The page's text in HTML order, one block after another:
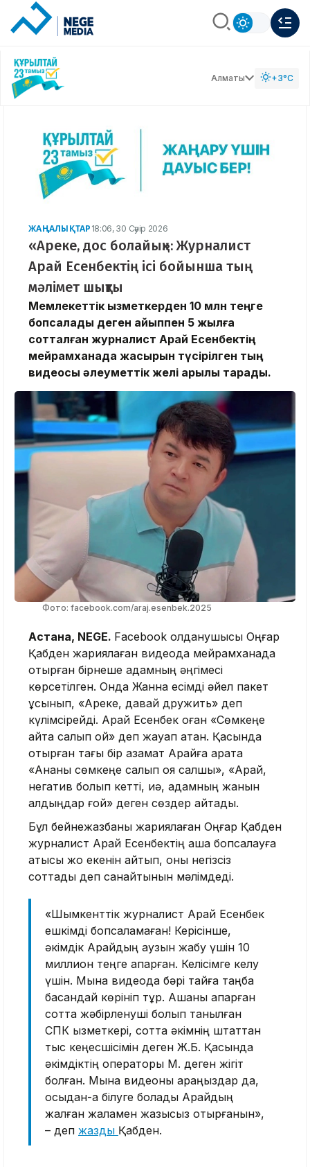
Алматы +3°C
ЖАҢАЛЫҚТАР 18:06, 30 Сәуір 2026
«Ареке, дос болайық»: Журналист
Арай Есенбектің ісі бойынша тың
мәлімет шықты
Мемлекеттік қызметкерден 10 млн теңге
бопсалады деген айыппен 5 жылға
сотталған журналист Арай Есенбектің
мейрамханада жасырын түсірілген тың
видеосы әлеуметтік желі арқылы тарады.
Фото: facebook.com/araj.esenbek.2025
Астана, NEGE. Facebook қолданушысы Оңғар
Қабден жариялаған видеода мейрамханада
отырған бірнеше адамның әңгімесі
көрсетілген. Онда Жанна есімді әйел пакет
ұсынып, «Ареке, давай дружить» деп
күлімсірейді. Арай Есенбек оған «Сөмкеңе
қайта салып қой» деп жауап қатқан. Қасында
отырған тағы бір азамат Арайға қарата
«Ананы сөмкеңе салып қоя салшы», «Арай,
негатив болып кетті, иә, адамның жанын
алдыңдар ғой» деген сөздер айтады.
Бұл бейнежазбаны жариялаған Оңғар Қабден
журналист Арай Есенбектің ақша бопсалауға
қатысы жоқ екенін айтып, оны негізсіз
соттады деп санайтынын мәлімдеді.
«Шымкенттік журналист Арай Есенбек
ешкімді бопсаламаған! Керісінше,
әкімдік Арайдың аузын жабу үшін 10
миллион теңге апарған. Келісімге келу
үшін. Мына видеода бәрі тайға таңба
басқандай көрініп тұр. Ақшаны апарған
сотта жәбірленуші болып танылған
СПК қызметкері, сотта әкімнің штаттан
тыс кеңесшісімін деген Ж.Б. Қасында
әкімдіктің операторы М. деген жігіт
болған. Мына видеоны қараңыздар да,
осыдан-ақ білуге болады Арайдың
жалған жаламен жазықсыз отырғанын»,
– деп жазды Қабден.